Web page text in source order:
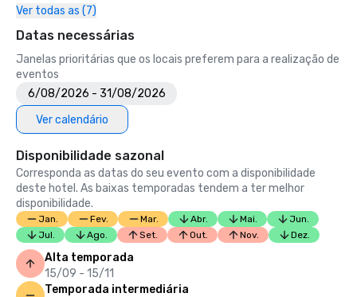
Ver todas as (7)
Datas necessárias
Janelas prioritárias que os locais preferem para a realização de
eventos
6/08/2026 - 31/08/2026
Ver calendário
Disponibilidade sazonal
Corresponda as datas do seu evento com a disponibilidade
deste hotel. As baixas temporadas tendem a ter melhor
disponibilidade.
Jan. Fev. Mar. Abr. Mai.
Jun.
Jul.
Ago. Set. Out. Nov. Dez.
Alta temporada
15/09 - 15/11
Temporada intermediária